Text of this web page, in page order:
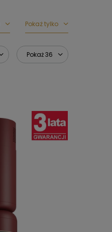
Pokaż tylko
Pokaż 36